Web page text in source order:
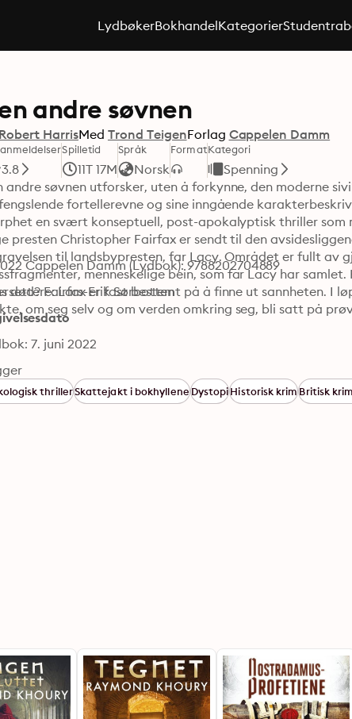
LydbøkerBokhandelKategorier
andre søvnen
Robert HarrisMed Trond TeigenForlag Cappelen Damm
3.8
Spilletid
11T 17M
Språk
Norsk
FormatKategori
Spenning
andre søvnen utforsker, uten å forkynne, den moderne
fortellerevne og sine inngående
en svært konseptuell, post-apokalyptisk thriller som
presten Christopher Fairfax er sendt til den
til landsbypresten, far Lacy. Området er fullt av
menneskelige bein, som far Lacy har
død? Fairfax er fast bestemt på å finne ut sannheten. I
om seg selv og om verden omkring seg, bli satt på
Cappelen Damm (Lydbok): 9788202704889
Lars-Erik Sørbotten
7. juni 2022
thrillerSkattejakt i bokhylleneDystopiHistorisk krimBritisk